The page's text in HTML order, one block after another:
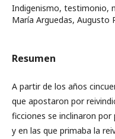
Indigenismo, testimonio,
María Arguedas, Augusto
Resumen
A partir de los años
que apostaron por
ficciones se inclinaron
y en las que primaba la